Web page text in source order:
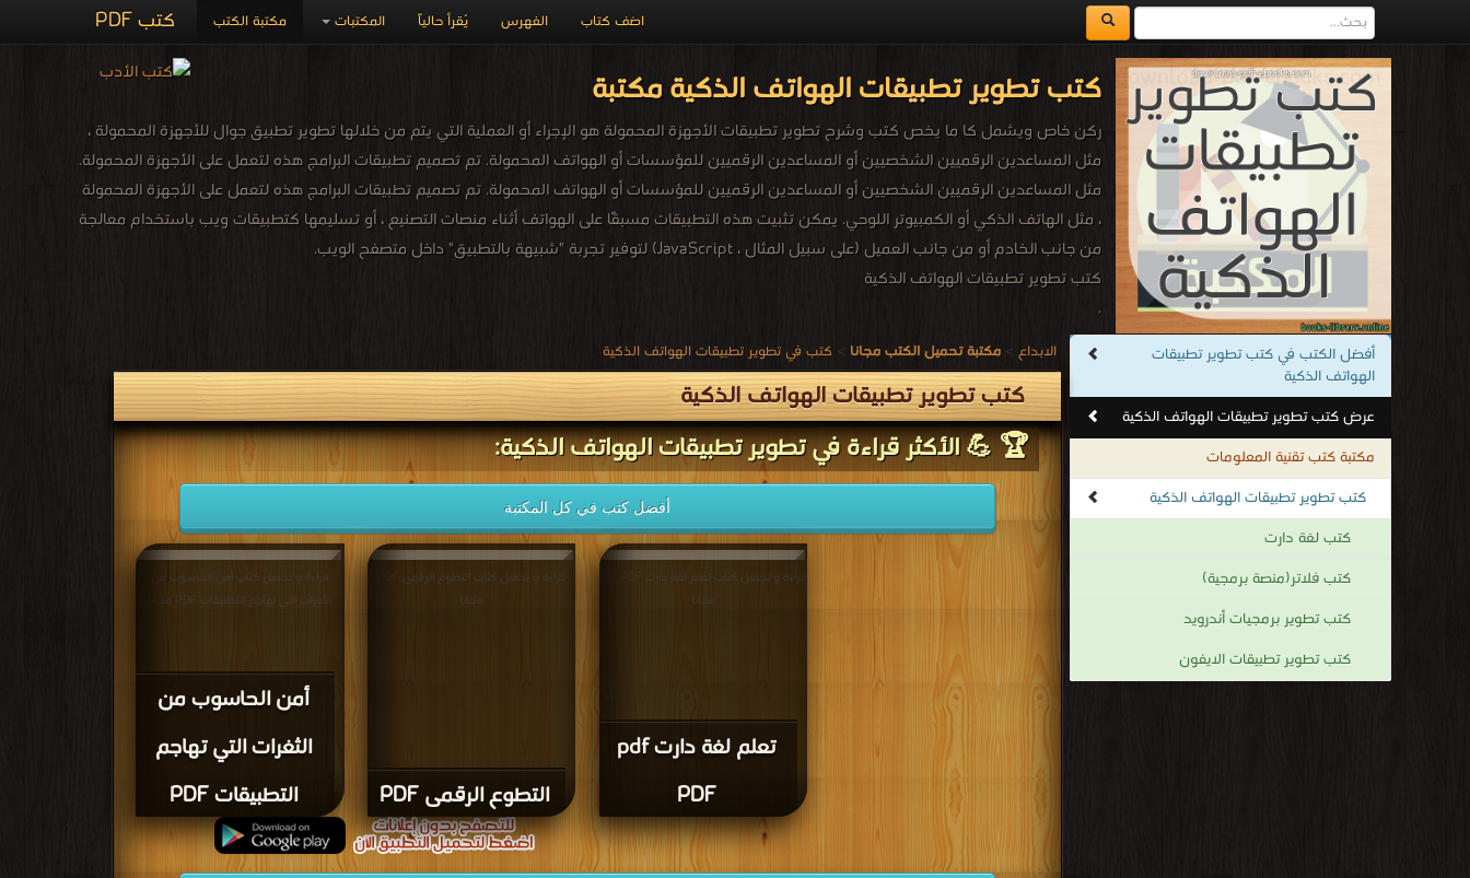
كتب PDF مكتبة الكتب المكتبات يُقرأ حالياً الفهرس اضف كتاب
كتب تطوير تطبيقات الهواتف الذكية مكتبة
ركن خاص ويشمل كا ما يخص كتب وشرح تطوير تطبيقات الأجهزة المحمولة هو الإجراء أو العملية التي يتم من خلالها تطوير تطبيق جوال للأجهزة المحمولة ،
مثل المساعدين الرقميين الشخصيين أو المساعدين الرقميين للمؤسسات أو الهواتف المحمولة. تم تصميم تطبيقات البرامج هذه لتعمل على الأجهزة المحمولة.
مثل المساعدين الرقميين الشخصيين أو المساعدين الرقميين للمؤسسات أو الهواتف المحمولة. تم تصميم تطبيقات البرامج هذه لتعمل على الأجهزة المحمولة
، مثل الهاتف الذكي أو الكمبيوتر اللوحي. يمكن تثبيت هذه التطبيقات مسبقًا على الهواتف أثناء منصات التصنيع ، أو تسليمها كتطبيقات ويب باستخدام معالجة
من جانب الخادم أو من جانب العميل (على سبيل المثال ، JavaScript) لتوفير تجربة "شبيهة بالتطبيق" داخل متصفح الويب.
كتب تطوير تطبيقات الهواتف الذكية
.
أفضل الكتب في كتب تطوير تطبيقات
الهواتف الذكية
عرض كتب تطوير تطبيقات الهواتف الذكية
مكتبة كتب تقنية المعلومات
كتب تطوير تطبيقات الهواتف الذكية
كتب لغة دارت
كتب فلاتر(منصة برمجية)
كتب تطوير برمجيات أندرويد
كتب تطوير تطبيقات الايفون
الابداع > مكتبة تحميل الكتب مجانا > كتب في تطوير تطبيقات الهواتف الذكية
كتب تطوير تطبيقات الهواتف الذكية
🏆 💪 الأكثر قراءة في تطوير تطبيقات الهواتف الذكية:
أفضل كتب في كل المكتبة
أمن الحاسوب من
الثغرات التي تهاجم
التطبيقات PDF
قراءة و تحميل كتاب أمن الحاسوب من
الثغرات التي تهاجم التطبيقات PDF مجانا
التطوع الرقمى PDF
مجانا
تعلم لغة دارت pdf
PDF
قراءة و تحميل كتاب تعلم لغة دارت pdf PDF
مجانا